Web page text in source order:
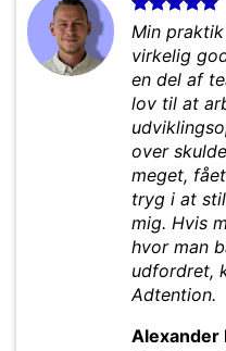
Min
virkelig
en del af
lov til at
over
meget,
tryg i at
mig. Hvis
hvor man
udfordret,
Adtention.
Alexander